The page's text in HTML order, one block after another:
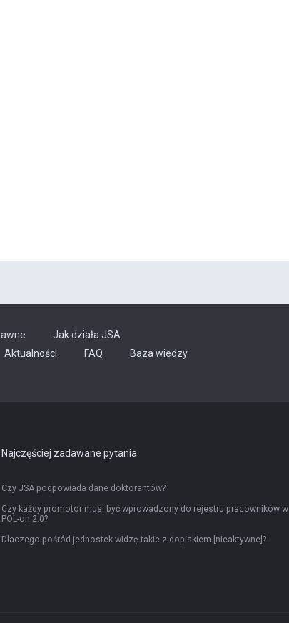
Jak działa JSA
Aktualności FAQ
Baza wiedzy
Najczęściej zadawane pytania
Czy JSA podpowiada dane doktorantów?
Czy każdy promotor musi być wprowadzony do rejestru pracowników w
POL-on 2.0?
Dlaczego pośród jednostek widzę takie z dopiskiem [nieaktywne]?